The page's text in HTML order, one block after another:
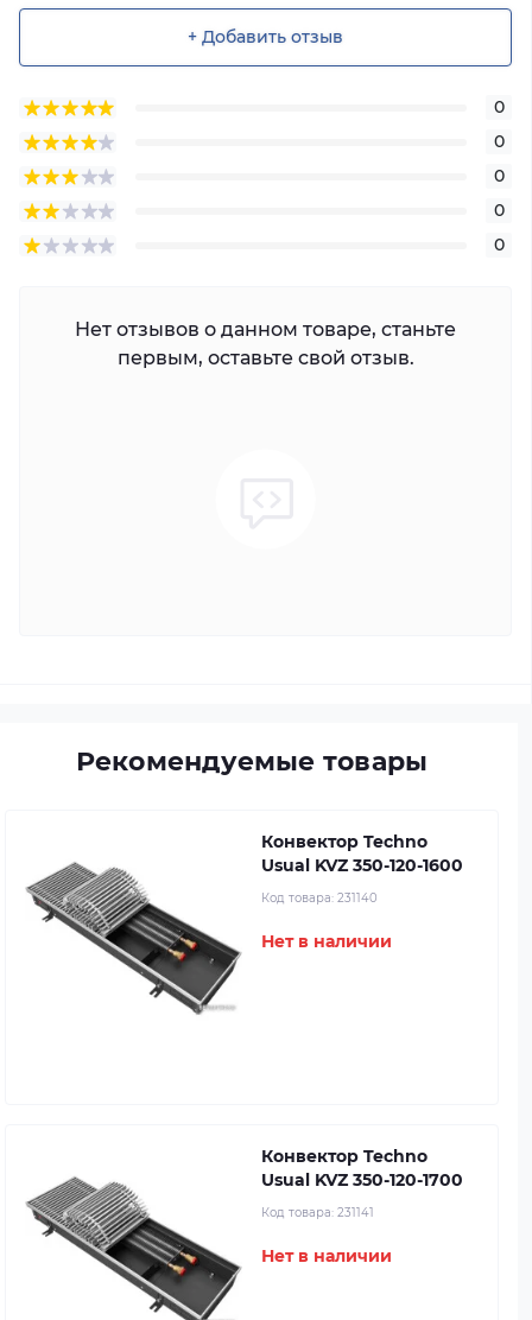
+ Добавить отзыв
0
0
0
0
0
Нет отзывов о данном товаре, станьте
первым, оставьте свой отзыв.
Рекомендуемые товары
Конвектор Techno
Usual KVZ 350-120-1600
Код товара: 231140
Нет в наличии
Конвектор Techno
Usual KVZ 350-120-1700
Код товара: 231141
Нет в наличии